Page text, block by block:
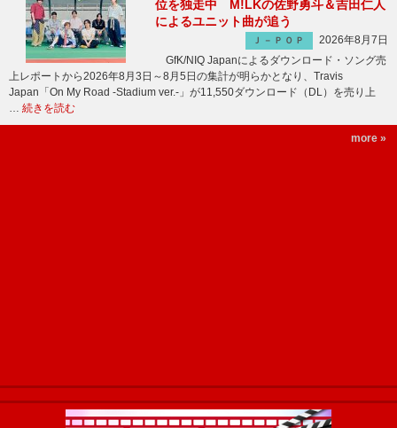
位を独走中 M!LKの佐野勇斗＆吉田仁人
によるユニット曲が追う
Ｊ－ＰＯＰ
2026年8月7日
GfK/NIQ Japanによるダウンロード・ソング売
上レポートから2026年8月3日～8月5日の集計が明らかとなり、Travis
Japan「On My Road -Stadium ver.-」が11,550ダウンロード（DL）を売り上
… 続きを読む
more »